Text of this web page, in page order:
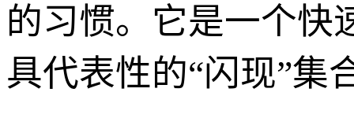
的习惯。它是一个快
具代表性的“闪现”集